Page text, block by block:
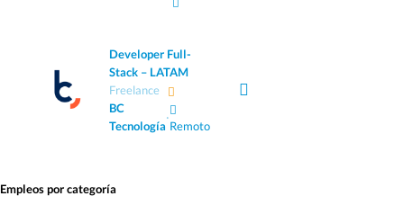
Developer Full-
Stack – LATAM
Freelance
BC
Tecnología
·
Remoto
Empleos por categoría